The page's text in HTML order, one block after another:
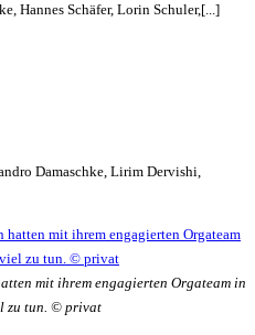
Hannes Schäfer, Lorin Schuler,[...]
Damaschke, Lirim Dervishi,
mit ihrem engagierten Orgateam in
zu tun. © privat